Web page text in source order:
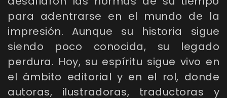
para adentrarse en el mundo de la
impresión. Aunque su historia sigue
siendo poco conocida, su legado
perdura. Hoy, su espíritu sigue vivo en
el ámbito editorial y en el rol, donde
autoras, ilustradoras, traductoras y